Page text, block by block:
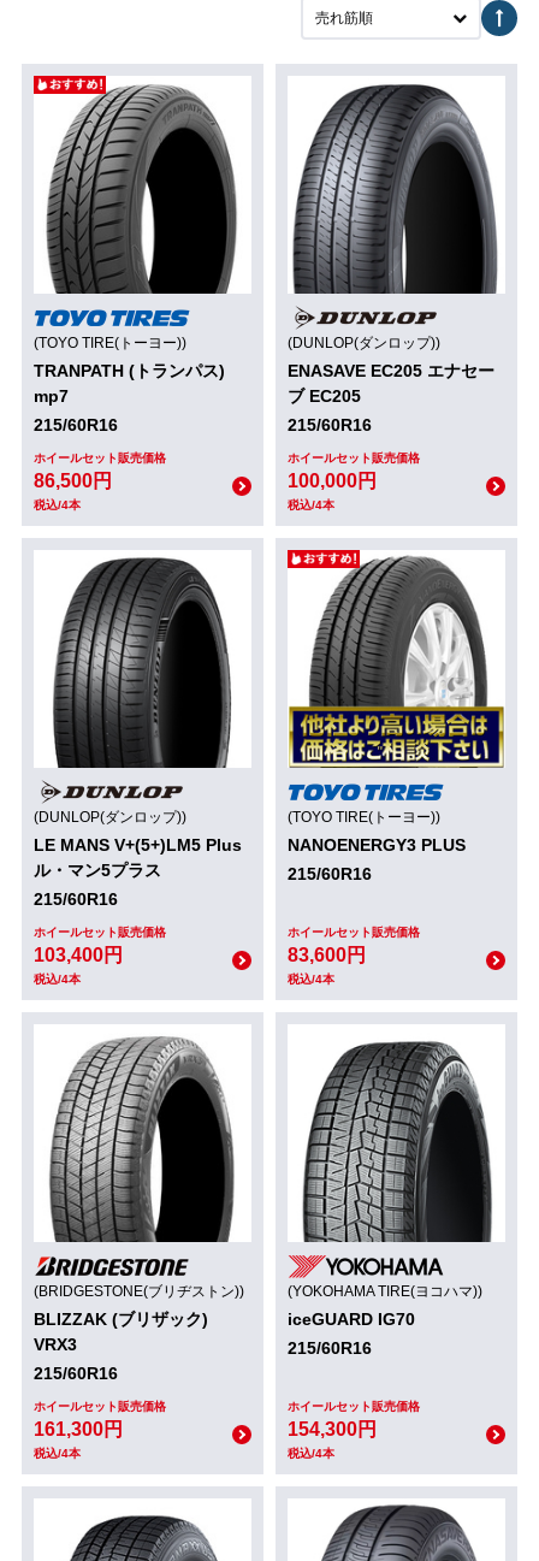
売れ筋順
(TOYO TIRE(トーヨー))
TRANPATH (トランパス)
mp7
215/60R16
ホイールセット販売価格
86,500円
税込/4本
(DUNLOP(ダンロップ))
ENASAVE EC205 エナセー
ブ EC205
215/60R16
ホイールセット販売価格
100,000円
税込/4本
(DUNLOP(ダンロップ))
LE MANS V+(5+)LM5 Plus
ル・マン5プラス
215/60R16
ホイールセット販売価格
103,400円
税込/4本
(TOYO TIRE(トーヨー))
NANOENERGY3 PLUS
215/60R16
ホイールセット販売価格
83,600円
税込/4本
(BRIDGESTONE(ブリヂストン))
BLIZZAK (ブリザック)
VRX3
215/60R16
ホイールセット販売価格
161,300円
税込/4本
(YOKOHAMA TIRE(ヨコハマ))
iceGUARD IG70
215/60R16
ホイールセット販売価格
154,300円
税込/4本